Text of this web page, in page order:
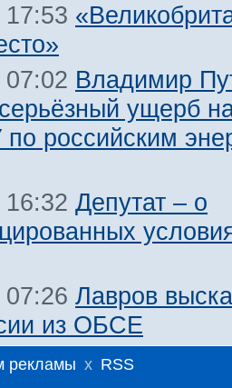
Владимир
ущерб
российским
Депутат – о
Лавров
из ОБСЕ
рекламы x RSS